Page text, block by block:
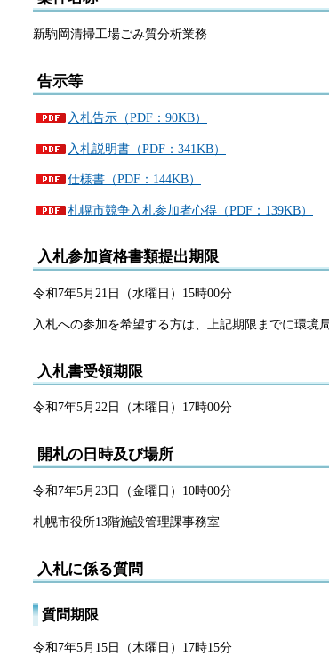
新駒岡清掃工場ごみ質分析業務
告示等
入札告示（PDF：90KB）
入札説明書（PDF：341KB）
仕様書（PDF：144KB）
札幌市競争入札参加者心得（PDF：139KB）
入札参加資格書類提出期限
令和7年5月21日（水曜日）15時00分
入札への参加を希望する方は、上記期限までに環
入札書受領期限
令和7年5月22日（木曜日）17時00分
開札の日時及び場所
令和7年5月23日（金曜日）10時00分
札幌市役所13階施設管理課事務室
入札に係る質問
質問期限
令和7年5月15日（木曜日）17時15分